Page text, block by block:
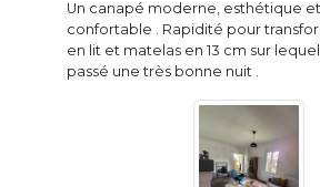
Un canapé moderne, esthétique
confortable . Rapidité pour
en lit et matelas en 13 cm sur
passé une très bonne nuit .